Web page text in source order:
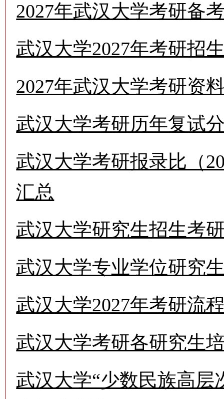
2027年武汉大学考研备
武汉大学2027年考研招
2027年武汉大学考研资
武汉大学考研历年复试
武汉大学考研报录比（
汇总
武汉大学研究生招生考
武汉大学专业学位研究
武汉大学2027年考研流
武汉大学考研各研究生
武汉大学“少数民族高层